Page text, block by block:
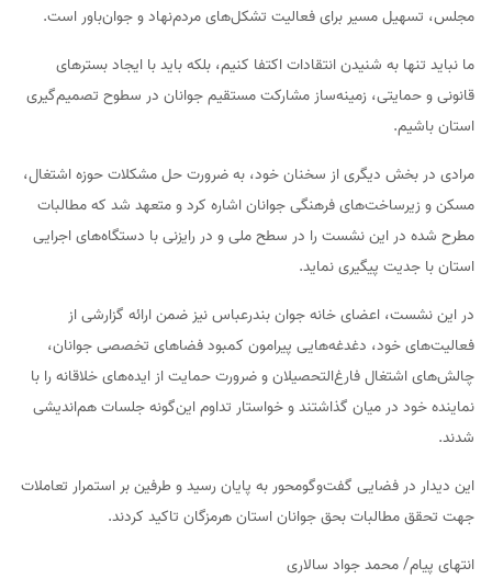
مجلس، تسهیل مسیر برای فعالیت تشکل‌های مردم‌نهاد و جوان‌باور است.
ما نباید تنها به شنیدن انتقادات اکتفا کنیم، بلکه باید با ایجاد بسترهای
قانونی و حمایتی، زمینه‌ساز مشارکت مستقیم جوانان در سطوح تصمیم‌گیری
استان باشیم.
مرادی در بخش دیگری از سخنان خود، به ضرورت حل مشکلات حوزه اشتغال،
مسکن و زیرساخت‌های فرهنگی جوانان اشاره کرد و متعهد شد که مطالبات
مطرح شده در این نشست را در سطح ملی و در رایزنی با دستگاه‌های اجرایی
استان با جدیت پیگیری نماید.
در این نشست، اعضای خانه جوان بندرعباس نیز ضمن ارائه گزارشی از
فعالیت‌های خود، دغدغه‌هایی پیرامون کمبود فضاهای تخصصی جوانان،
چالش‌های اشتغال فارغ‌التحصیلان و ضرورت حمایت از ایده‌های خلاقانه را با
نماینده خود در میان گذاشتند و خواستار تداوم این‌گونه جلسات هم‌اندیشی
شدند.
این دیدار در فضایی گفت‌وگومحور به پایان رسید و طرفین بر استمرار تعاملات
جهت تحقق مطالبات بحق جوانان استان هرمزگان تاکید کردند.
انتهای پیام/ محمد جواد سالاری